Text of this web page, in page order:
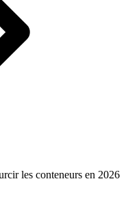
les conteneurs en 2026